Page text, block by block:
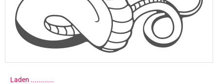
Laden .............